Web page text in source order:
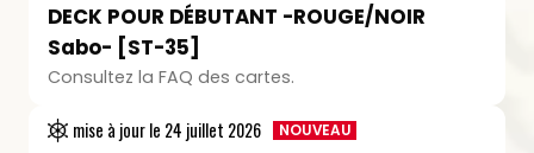
DECK POUR DÉBUTANT -ROUGE/NOIR
Sabo- [ST-35]
Consultez la FAQ des cartes.
mise à jour le 24 juillet 2026 NOUVEAU